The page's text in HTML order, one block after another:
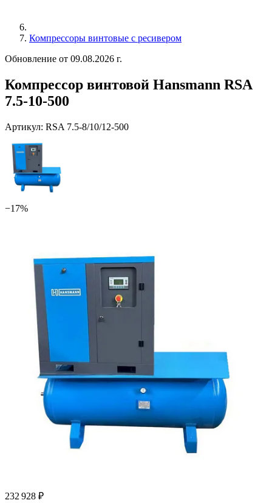
Компрессоры винтовые с ресивером
Обновление от 09.08.2026 г.
Компрессор винтовой Hansmann RSА
7.5-10-500
Артикул: RSA 7.5-8/10/12-500
−17%
232 928 ₽